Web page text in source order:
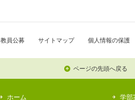
教員公募 サイトマップ 個人情報の保護
ページの先頭へ戻る
ホーム
学部